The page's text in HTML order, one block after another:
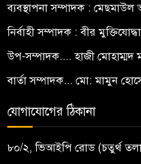
ব্যবস্থাপনা সম্পাদক :
নির্বাহী সম্পাদক : বীর
উপ-সম্পাদক.... হাজী মোহাম্মদ
বার্তা সম্পাদক... মো: মামুন
যোগাযোগের ঠিকানা
৮০/২, ভিআইপি রোড (চতুর্থ